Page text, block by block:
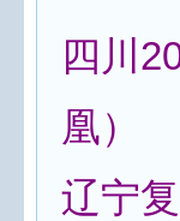
四川
凰）
辽宁